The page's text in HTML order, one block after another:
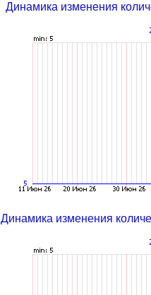
Динамика изменения
Динамика изменения